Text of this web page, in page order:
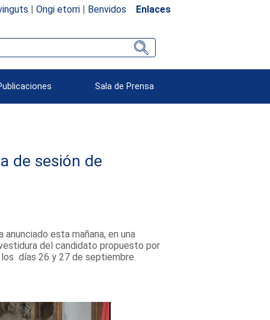
| Ongi etorri| Benvidos Enlaces
Sala de Prensa
de sesión de
esta mañana, en una
del candidato propuesto por
días 26 y 27 de septiembre.